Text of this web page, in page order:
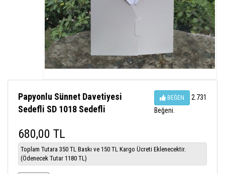
Papyonlu Sünnet Davetiyesi
Sedefli SD 1018 Sedefli
BEĞEN
2.731
Beğeni.
680,00 TL
Toplam Tutara 350 TL Baskı ve 150 TL Kargo Ücreti Eklenecektir.
(Ödenecek Tutar 1180 TL)